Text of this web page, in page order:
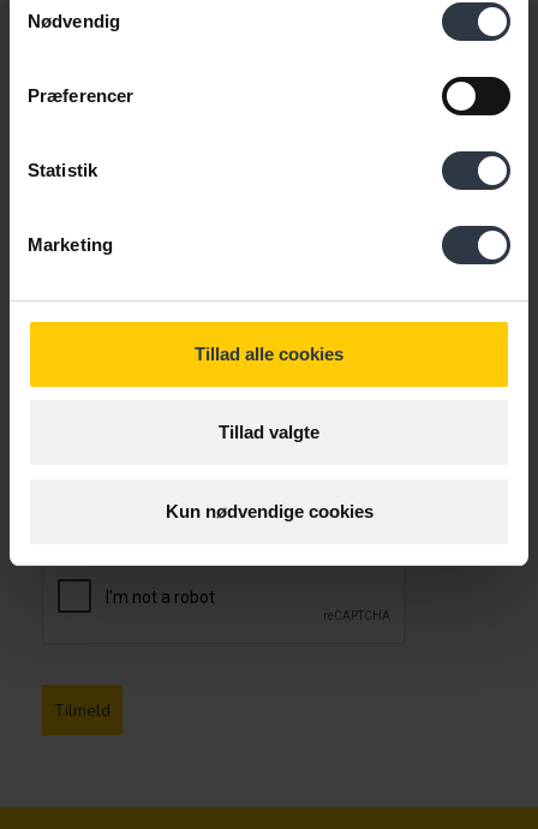
Nødvendig
Præferencer
Statistik
Marketing
Tillad alle cookies
Tillad valgte
Kun nødvendige cookies
Gør som 13.000 andre. Skriv dig op til at modtage vores
E-mail*
Læs Cabis persondatapolitik
Tilmeld